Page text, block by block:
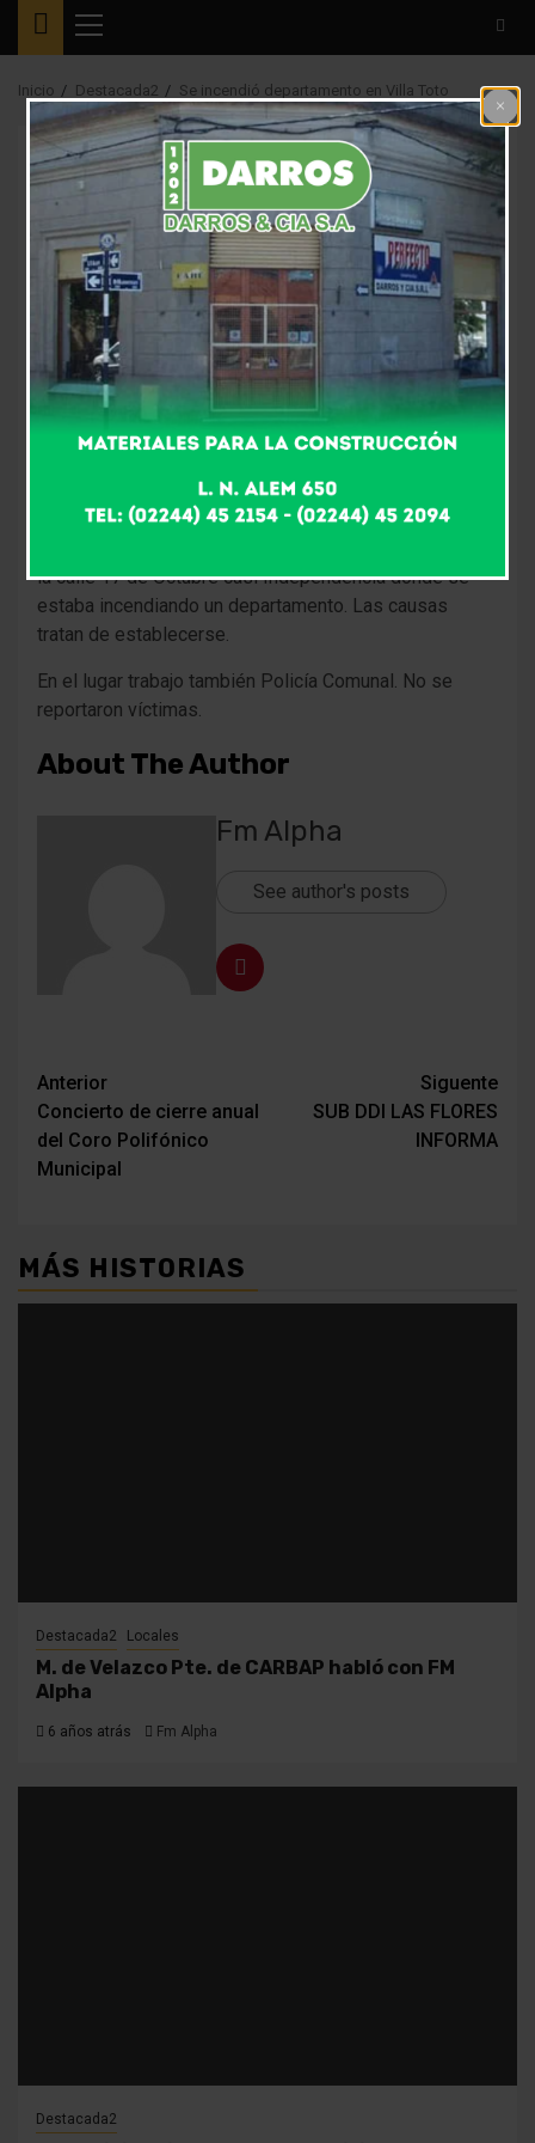
Menú
principal
Inicio Destacada2 Se incendió departamento en Villa Toto
Destacada2
Se incendió
departamento en Villa
Toto
7 años atrás Fm Alpha
A las 7.25 hs. al sonar la sirena, una dotación de
bomberos voluntarios más la unidad de
la calle 17 de Octubre casi Independencia donde se
estaba incendiando un departamento. Las causas
tratan de establecerse.
En el lugar trabajo también Policía Comunal. No se
reportaron víctimas.
About The Author
Fm Alpha
See author's posts
Navegación
de
entradas
Anterior
Concierto de cierre anual
del Coro Polifónico
Municipal
Siguente
SUB DDI LAS FLORES
INFORMA
MÁS HISTORIAS
Destacada2 Locales
M. de Velazco Pte. de CARBAP habló con FM
Alpha
6 años atrás Fm Alpha
Destacada2